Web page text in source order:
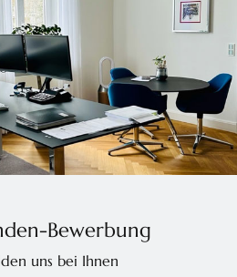
Bewerbung
uns bei Ihnen